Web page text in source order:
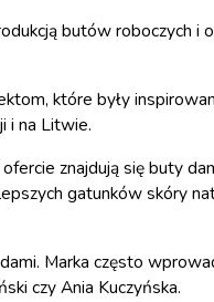
butów roboczych i
które były
i na Litwie.
znajdują się buty
gatunków skóry
Marka często
czy Ania Kuczyńska.